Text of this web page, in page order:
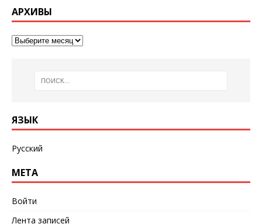
АРХИВЫ
ЯЗЫК
Русский
МЕТА
Войти
Лента записей